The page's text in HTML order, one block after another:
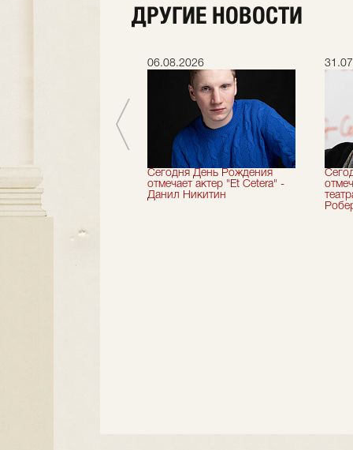
ДРУГИЕ НОВОСТИ
сезон!
06.08.2026
Сегодня День Рождения
отмечает актер "Et Cetera" -
Данил Никитин